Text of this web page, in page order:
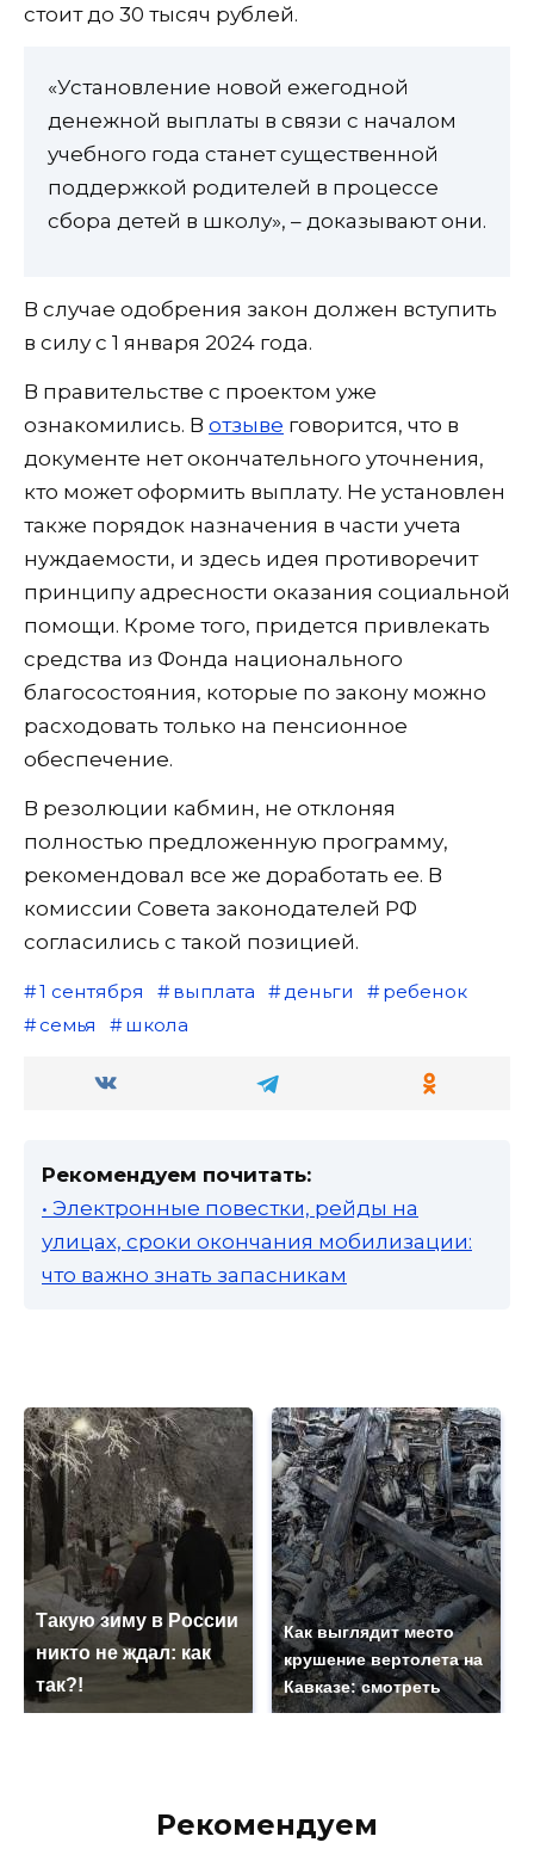
стоит до 30 тысяч рублей.
«Установление новой ежегодной
денежной выплаты в связи с началом
учебного года станет существенной
поддержкой родителей в процессе
сбора детей в школу», – доказывают они.
В случае одобрения закон должен вступить
в силу с 1 января 2024 года.
В правительстве с проектом уже
ознакомились. В отзыве говорится, что в
документе нет окончательного уточнения,
кто может оформить выплату. Не установлен
также порядок назначения в части учета
нуждаемости, и здесь идея противоречит
принципу адресности оказания социальной
помощи. Кроме того, придется привлекать
средства из Фонда национального
благосостояния, которые по закону можно
расходовать только на пенсионное
обеспечение.
В резолюции кабмин, не отклоняя
полностью предложенную программу,
рекомендовал все же доработать ее. В
комиссии Совета законодателей РФ
согласились с такой позицией.
1 сентября выплата деньги
ребенок
семья
школа
Рекомендуем почитать:
• Электронные повестки, рейды на
улицах, сроки окончания мобилизации:
что важно знать запасникам
Такую зиму в России
никто не ждал: как
так?!
Как выглядит место
крушение вертолета на
Кавказе: смотреть
Рекомендуем